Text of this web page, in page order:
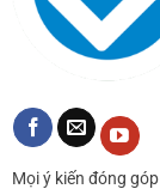
Mọi ý kiến đóng